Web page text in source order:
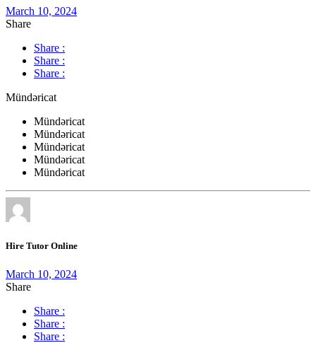
March 10, 2024
Share
Share :
Share :
Share :
Mündəricat
Mündəricat
Mündəricat
Mündəricat
Mündəricat
Mündəricat
Hire Tutor Online
March 10, 2024
Share
Share :
Share :
Share :